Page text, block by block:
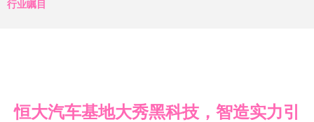
行业瞩目
恒大汽车基地大秀黑科技，智造实力引